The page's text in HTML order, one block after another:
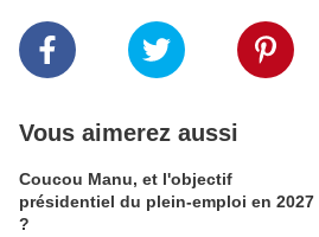
Vous aimerez aussi
Coucou Manu, et l'objectif
présidentiel du plein-emploi en 2027
?